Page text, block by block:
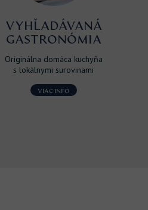
VYHĽADÁVANÁ
GASTRONÓMIA
Originálna domáca kuchyňa
s lokálnymi surovinami
VIAC INFO